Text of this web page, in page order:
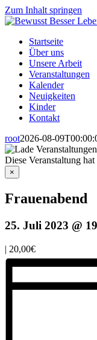
Zum Inhalt springen
Startseite
Über uns
Unsere Arbeit
Veranstaltungen
Kalender
Neuigkeiten
Kinder
Kontakt
root2026-08-
Diese Veranstaltung
×
Frauenabend
25. Juli 2023 @
| 20,00€